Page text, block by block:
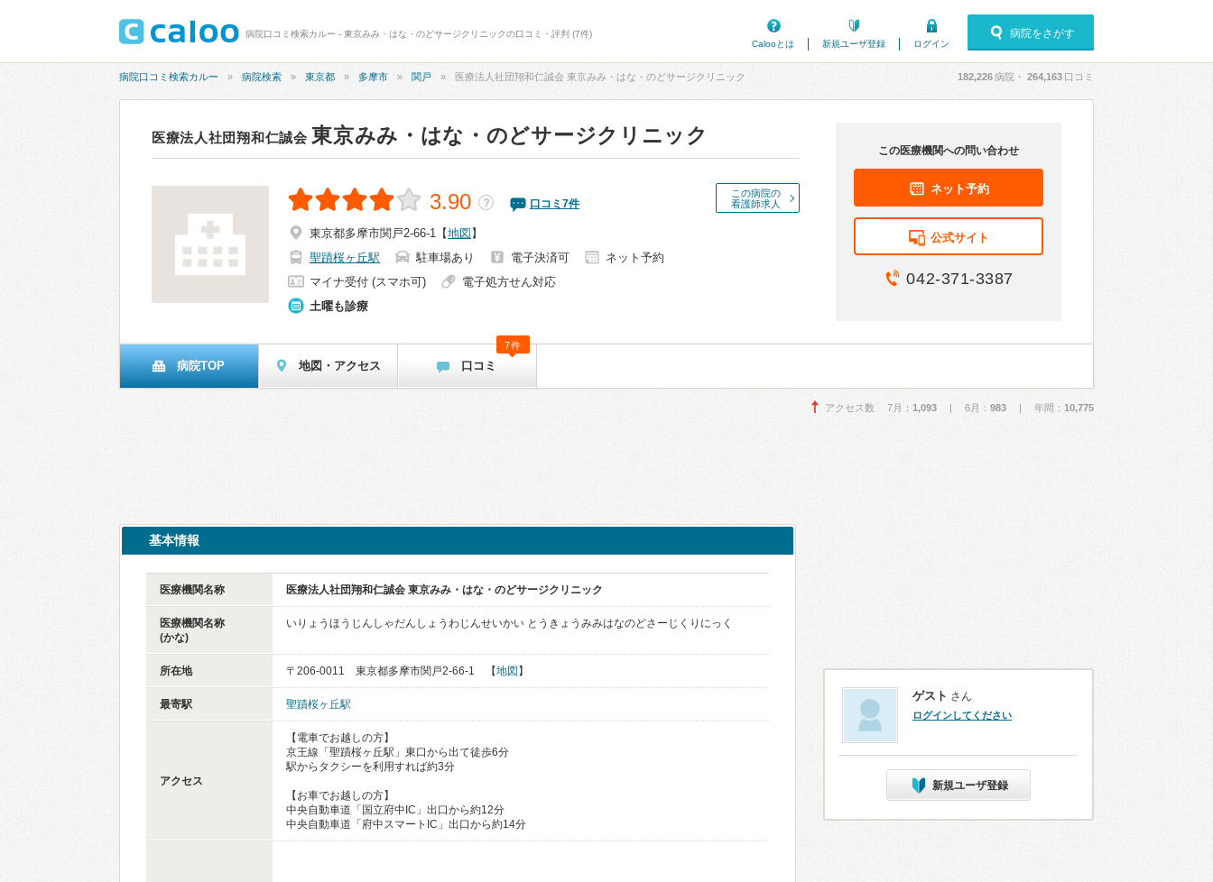
病院口コミ検索カルー - 東京みみ・はな・のどサージクリニックの口コミ・評判 (7件)
Calooとは
新規ユーザ登録 ログイン
病院をさがす
病院口コミ検索カルー 病院検索 東京都 多摩市 関戸 医療法人社団翔和仁誠会 東京みみ・はな・のどサージクリニック 182,226病院・ 264,163 口コミ
医療法人社団翔和仁誠会 東京みみ・はな・のどサージクリニック
この病院の
看護師求人
3.90 ？ 口コミ 7件
東京都多摩市関戸2-66-1 【地図 】
聖蹟桜ヶ丘駅
駐車場あり 電子決済可
ネット予約
マイナ受付 (スマホ可)
電子処方せん対応
土曜も診療
この医療機関への問い合わせ
ネット予約
公式サイト
042-371-3387
病院TOP 地図・アクセス 口コミ
7件
アクセス数 7月： 1,093 | 6月： 983 | 年間： 10,775
基本情報
医療機関名称 医療法人社団翔和仁誠会 東京みみ・はな・のどサージクリニック
医療機関名称
(かな)
いりょうほうじんしゃだんしょうわじんせいかい とうきょうみみはなのどさーじくりにっく
所在地 〒206-0011 東京都多摩市関戸2-66-1 【地図 】
最寄駅 聖蹟桜ヶ丘駅
アクセス
【電車でお越しの方】
京王線「聖蹟桜ヶ丘駅」東口から出て徒歩6分
駅からタクシーを利用すれば約3分
【お車でお越しの方】
中央自動車道「国立府中IC」出口から約12分
中央自動車道「府中スマートIC」出口から約14分
ゲスト さん
ログインしてください
新規ユーザ登録